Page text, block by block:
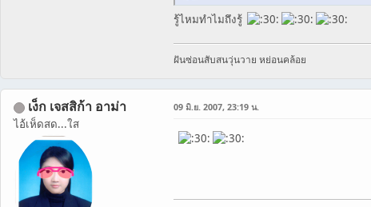
รู้ไหมทำไมถึงรู้
ฝันซ่อนสับสนวุ่นวาย หย่อนคล้อย
เง็ก เจสสิก้า อาม่า
ไอ้เห็ดสด...ใส
09 มิ.ย. 2007, 23:19 น.